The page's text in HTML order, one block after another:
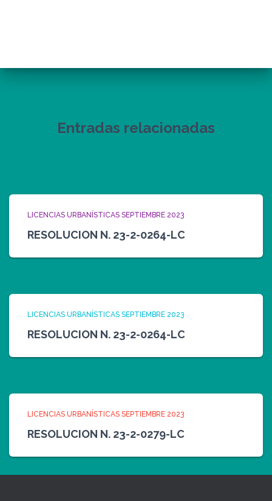
Entradas relacionadas
LICENCIAS URBANÍSTICAS SEPTIEMBRE 2023
RESOLUCION N. 23-2-0264-LC
LICENCIAS URBANÍSTICAS SEPTIEMBRE 2023
RESOLUCION N. 23-2-0264-LC
LICENCIAS URBANÍSTICAS SEPTIEMBRE 2023
RESOLUCION N. 23-2-0279-LC